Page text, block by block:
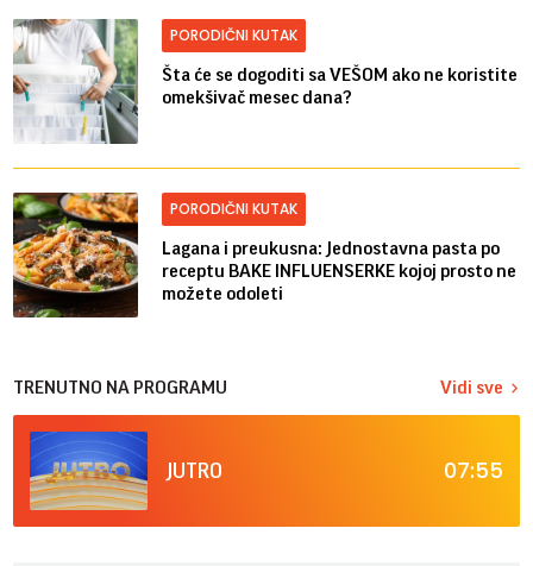
PORODIČNI KUTAK
Šta će se dogoditi sa VEŠOM ako ne koristite
omekšivač mesec dana?
PORODIČNI KUTAK
Lagana i preukusna: Jednostavna pasta po
receptu BAKE INFLUENSERKE kojoj prosto ne
možete odoleti
TRENUTNO NA PROGRAMU Vidi sve
JUTRO 07:55